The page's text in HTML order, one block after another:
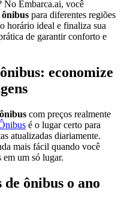
No Embarca.ai, você
ônibus para diferentes regiões
horário ideal e finaliza sua
de garantir conforto e
economize
com preços realmente
é o lugar certo para
atualizadas diariamente.
mais fácil quando você
em um só lugar.
de ônibus o ano